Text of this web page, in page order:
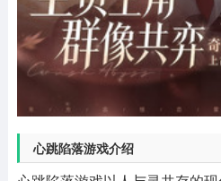
心跳陷落游戏介绍